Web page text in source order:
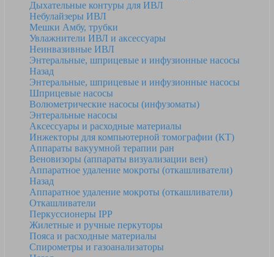
Дыхательные контуры для ИВЛ
Небулайзеры ИВЛ
Мешки Амбу, трубки
Увлажнители ИВЛ и аксессуары
Неинвазивные ИВЛ
Энтеральные, шприцевые и инфузионные насосы
Назад
Энтеральные, шприцевые и инфузионные насосы
Шприцевые насосы
Волюметрические насосы (инфузоматы)
Энтеральные насосы
Аксессуары и расходные материалы
Инжекторы для компьютерной томографии (КТ)
Аппараты вакуумной терапии ран
Веновизоры (аппараты визуализации вен)
Аппаратное удаление мокроты (откашливатели)
Назад
Аппаратное удаление мокроты (откашливатели)
Откашливатели
Перкуссионеры IPP
Жилетные и ручные перкуторы
Пояса и расходные материалы
Спирометры и газоанализаторы